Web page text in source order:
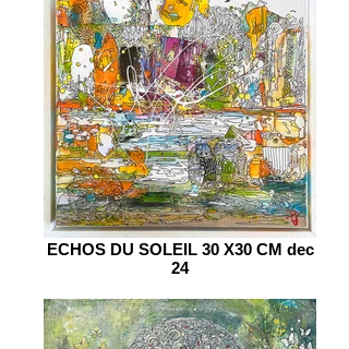
ECHOS DU SOLEIL 30 X30 CM dec
24